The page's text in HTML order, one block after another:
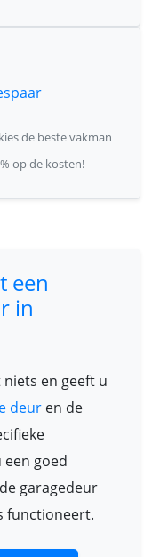
de beste vakman
op de kosten!
een
in
en geeft u
deur en de
een goed
garagedeur
functioneert.